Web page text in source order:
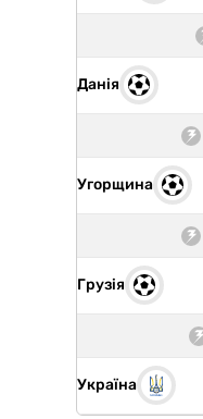
Данія
Угорщина
Грузія
Україна